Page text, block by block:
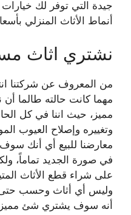
جيدة التي توفر لك
أنماط الأثاث المنزلي
نشتري اثاث
من المعروف عن شركتنا
مهما كانت حالته طالما
مميز، حيث اننا في كل
وتغييره وإصلاح العيوب
معارضنا للبيع أي أنك
في صورة الجديد تماماً،
على شراء قطع الأثاث
وليس أي أثاث وحسب
أنه سوف يشتري شئ مميز